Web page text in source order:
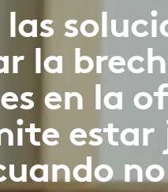
la
en la
estar